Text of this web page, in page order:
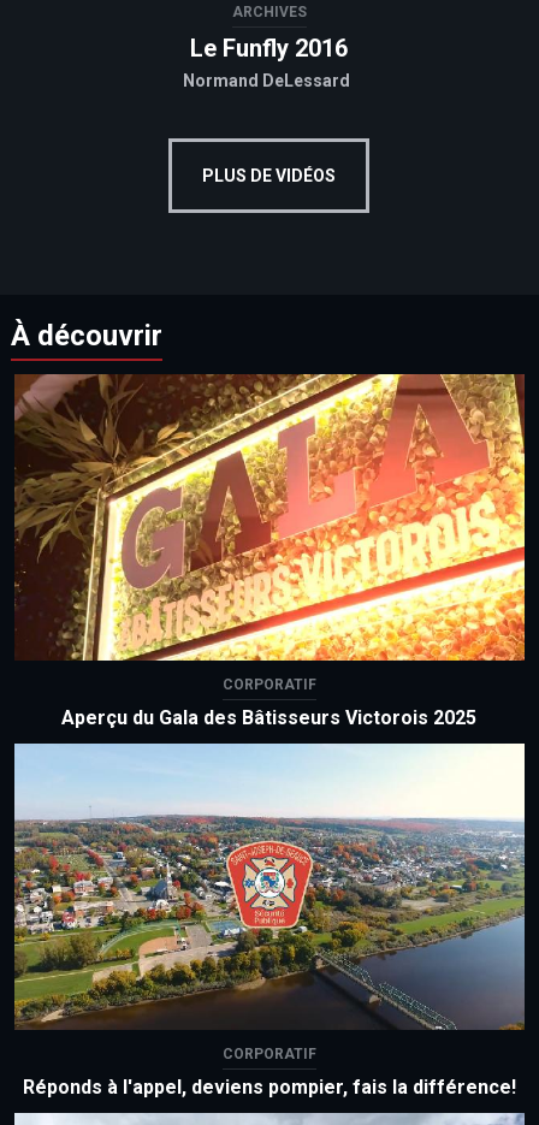
ARCHIVES
Le Funfly 2016
Normand DeLessard
PLUS DE VIDÉOS
À découvrir
CORPORATIF
Aperçu du Gala des Bâtisseurs Victorois 2025
CORPORATIF
Réponds à l'appel, deviens pompier, fais la différence!